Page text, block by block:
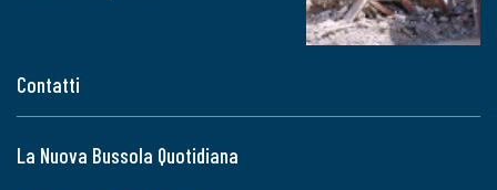
Contatti
La Nuova Bussola Quotidiana